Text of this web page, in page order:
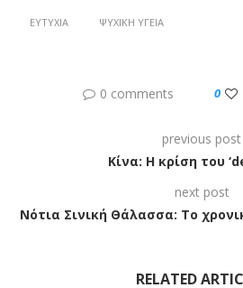
ΕΥΤΥΧΊΑ ΨΥΧΙΚΉ ΥΓΕΊΑ
0 comments 0
previous post
Κίνα: Η κρίση του
next post
Νότια Σινική Θάλασσα: Το
RELATED